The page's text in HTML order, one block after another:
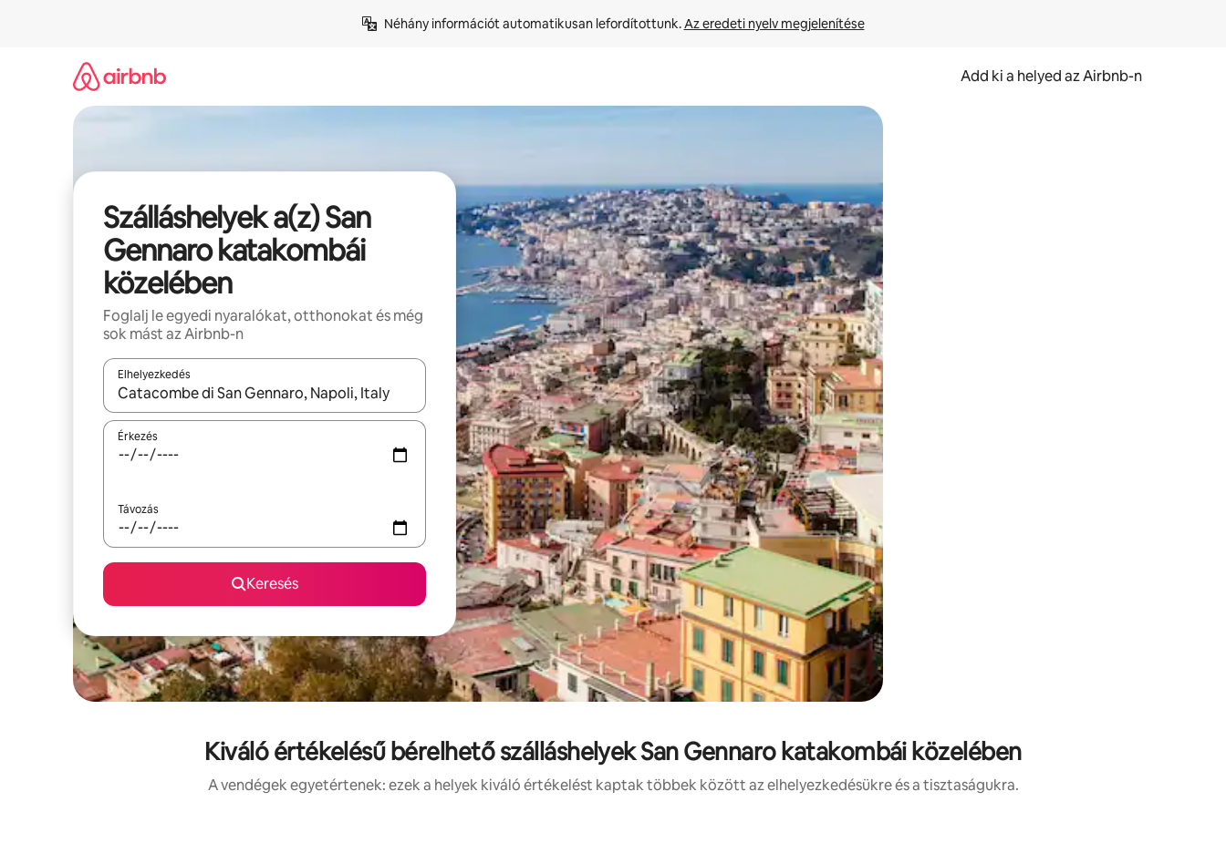
Néhány információt automatikusan lefordítottunk. Az eredeti nyelv megjelenítése
Add ki a helyed az Airbnb-n
Szálláshelyek a(z) San
Gennaro katakombái
közelében
Foglalj le egyedi nyaralókat, otthonokat és még
sok mást az Airbnb-n
Elhelyezkedés
Az eredmények között a felfelé és a lefelé nyíllal navigálhatsz, illetve érintő és lapozó mozdulatokkal is felfedezheted őket.
Érkezés
Távozás
Keresés
Kiváló értékelésű bérelhető szálláshelyek San Gennaro katakombái közelében
A vendégek egyetértenek: ezek a helyek kiváló értékelést kaptak többek között az elhelyezkedésükre és a tisztaságukra.